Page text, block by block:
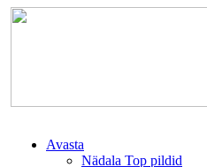
Avasta
Nädala Top pildid